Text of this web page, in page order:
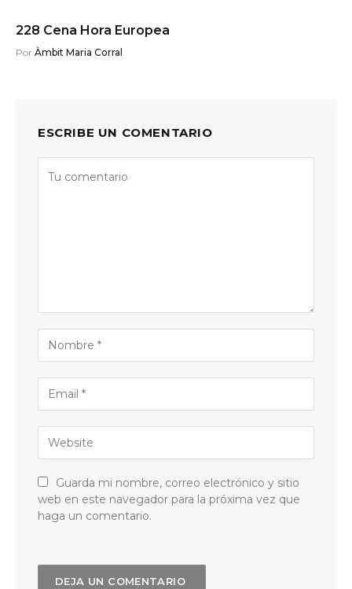
228 Cena Hora Europea
Por Àmbit Maria Corral
ESCRIBE UN COMENTARIO
Guarda mi nombre, correo electrónico y sitio
web en este navegador para la próxima vez que
haga un comentario.